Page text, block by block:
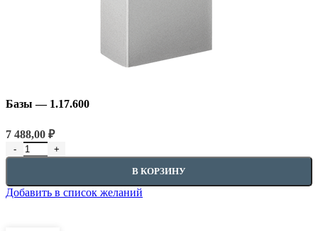
Базы — 1.17.600
7 488,00 ₽
В КОРЗИНУ
Добавить в список желаний